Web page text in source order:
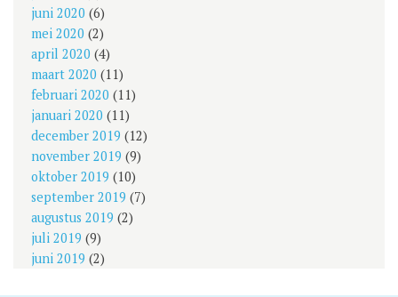
juni 2020 (6)
mei 2020 (2)
april 2020 (4)
maart 2020 (11)
februari 2020 (11)
januari 2020 (11)
december 2019 (12)
november 2019 (9)
oktober 2019 (10)
september 2019 (7)
augustus 2019 (2)
juli 2019 (9)
juni 2019 (2)